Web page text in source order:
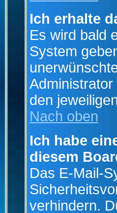
Ich erhalte
Es wird bald
System
den
Nach oben
Ich habe
diesem
Das E-Mail-
verhindern.